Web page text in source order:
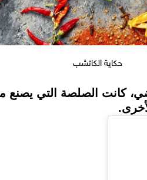
حكاية الكاتشب
كانت الصلصة التي يصنع